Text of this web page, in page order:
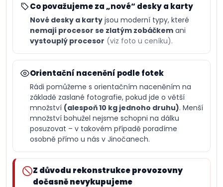
Co považujeme za „nové“ desky a karty
Nové desky a karty jsou moderní typy, které
nemají procesor se zlatým zobáčkem ani
vystouplý procesor (viz foto u ceníku).
Orientační nacenění podle fotek
Rádi pomůžeme s orientačním naceněním na
základě zaslané fotografie, pokud jde o větší
množství (alespoň 10 kg jednoho druhu). Menší
množství bohužel nejsme schopni na dálku
posuzovat – v takovém případě poradíme
osobně přímo u nás v Jinočanech.
Z důvodu rekonstrukce provozovny
dočasně nevykupujeme